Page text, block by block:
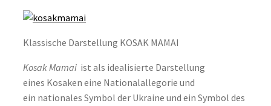
Klassische Darstellung KOSAK MAMAI
Kosak Mamai ist als idealisierte Darstellung
eines Kosaken eine Nationalallegorie und
ein nationales Symbol der Ukraine und ein Symbol des